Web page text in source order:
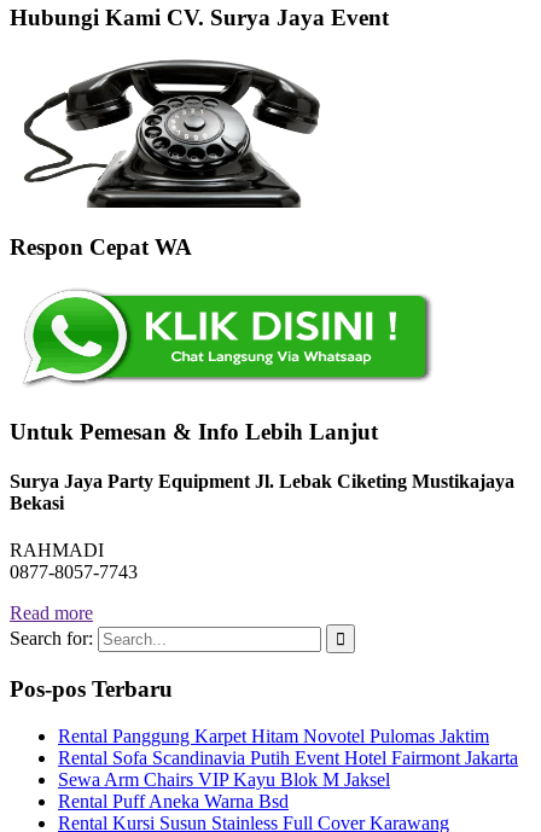
Hubungi Kami CV. Surya Jaya Event
Respon Cepat WA
Untuk Pemesan & Info Lebih Lanjut
Surya Jaya Party Equipment Jl. Lebak Ciketing Mustikajaya
Bekasi
RAHMADI
0877-8057-7743
Read more
Search for:
Pos-pos Terbaru
Rental Panggung Karpet Hitam Novotel Pulomas Jaktim
Rental Sofa Scandinavia Putih Event Hotel Fairmont Jakarta
Sewa Arm Chairs VIP Kayu Blok M Jaksel
Rental Puff Aneka Warna Bsd
Rental Kursi Susun Stainless Full Cover Karawang